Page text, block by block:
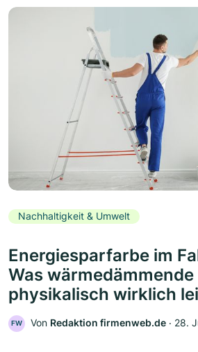
Nachhaltigkeit & Umwelt
Energiesparfarbe im
Was wärmedämmende
physikalisch wirklich
FW Von Redaktion firmenweb.de ‧ 28.